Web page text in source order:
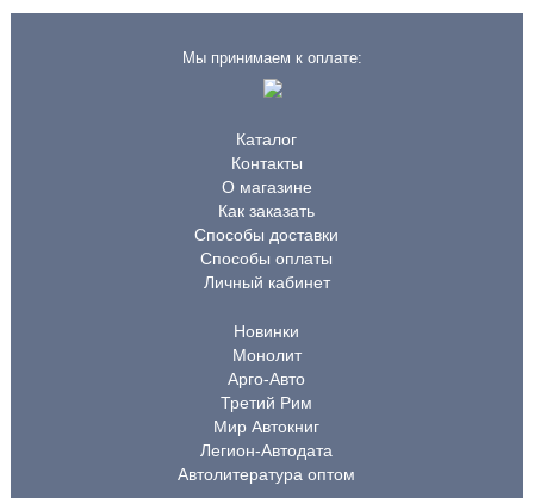
Мы принимаем к оплате:
Каталог
Контакты
О магазине
Как заказать
Способы доставки
Способы оплаты
Личный кабинет
Новинки
Монолит
Арго-Авто
Третий Рим
Мир Автокниг
Легион-Автодата
Автолитература оптом